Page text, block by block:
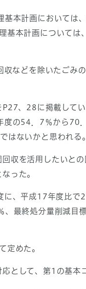
本計画においては
基本計画については
などを除いたごみ
、28に掲載して
度の54．7％から70
はないかと思われる。
収を活用したいとの
った。
、平成17年度比で
最終処分量削減目
定めた。
として、第1の基本